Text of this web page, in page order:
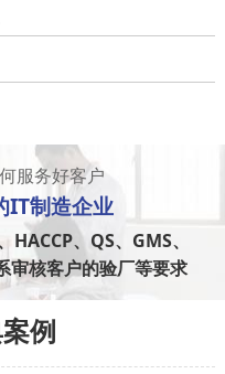
服务好客户
IT制造企业
、QS、GMS、
审核客户的验厂等要求
例